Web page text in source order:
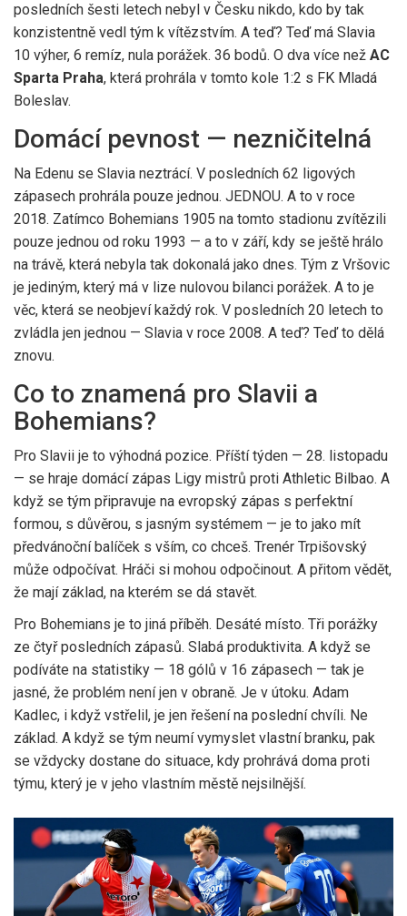
posledních šesti letech nebyl v Česku nikdo, kdo by tak
konzistentně vedl tým k vítězstvím. A teď? Teď má Slavia
10 výher, 6 remíz, nula porážek. 36 bodů. O dva více než AC
Sparta Praha, která prohrála v tomto kole 1:2 s FK Mladá
Boleslav.
Domácí pevnost — nezničitelná
Na Edenu se Slavia neztrácí. V posledních 62 ligových
zápasech prohrála pouze jednou. JEDNOU. A to v roce
2018. Zatímco Bohemians 1905 na tomto stadionu zvítězili
pouze jednou od roku 1993 — a to v září, kdy se ještě hrálo
na trávě, která nebyla tak dokonalá jako dnes. Tým z Vršovic
je jediným, který má v lize nulovou bilanci porážek. A to je
věc, která se neobjeví každý rok. V posledních 20 letech to
zvládla jen jednou — Slavia v roce 2008. A teď? Teď to dělá
znovu.
Co to znamená pro Slavii a
Bohemians?
Pro Slavii je to výhodná pozice. Příští týden — 28. listopadu
— se hraje domácí zápas Ligy mistrů proti Athletic Bilbao. A
když se tým připravuje na evropský zápas s perfektní
formou, s důvěrou, s jasným systémem — je to jako mít
předvánoční balíček s vším, co chceš. Trenér Trpišovský
může odpočívat. Hráči si mohou odpočinout. A přitom vědět,
že mají základ, na kterém se dá stavět.
Pro Bohemians je to jiná příběh. Desáté místo. Tři porážky
ze čtyř posledních zápasů. Slabá produktivita. A když se
podíváte na statistiky — 18 gólů v 16 zápasech — tak je
jasné, že problém není jen v obraně. Je v útoku. Adam
Kadlec, i když vstřelil, je jen řešení na poslední chvíli. Ne
základ. A když se tým neumí vymyslet vlastní branku, pak
se vždycky dostane do situace, kdy prohrává doma proti
týmu, který je v jeho vlastním městě nejsilnější.